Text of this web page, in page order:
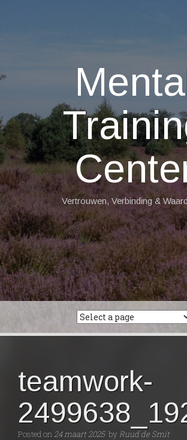
Vertrouwen, Verbinding &
teamwork-
Posted on 24 maart 2025 by Ruud de Smit